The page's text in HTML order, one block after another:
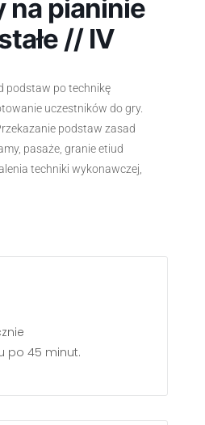
na pianinie
// IV
podstaw po technikę
uczestników do gry.
podstaw zasad
pasaże, granie etiud
techniki wykonawczej,
po 45 minut.